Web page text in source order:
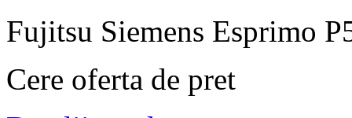
Fujitsu Siemens Esprimo
Cere oferta de pret